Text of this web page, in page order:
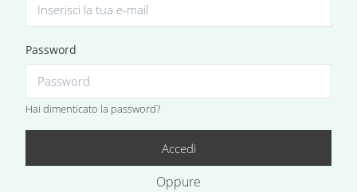
Password
Hai dimenticato la password?
Accedi
Oppure